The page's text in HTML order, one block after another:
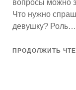
вопросы можно
Что нужно
девушку? Роль…
ПРОДОЛЖИТЬ